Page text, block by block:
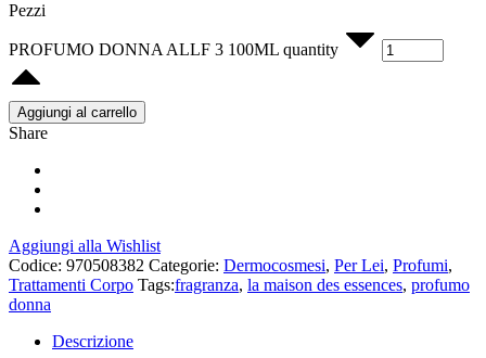
Pezzi
PROFUMO DONNA ALLF 3 100ML quantity
Aggiungi al carrello
Share
Aggiungi alla Wishlist
Codice: 970508382 Categorie: Dermocosmesi, Per Lei, Profumi,
Trattamenti Corpo Tags:fragranza, la maison des essences, profumo
donna
Descrizione